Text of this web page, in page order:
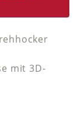
mit 3D-